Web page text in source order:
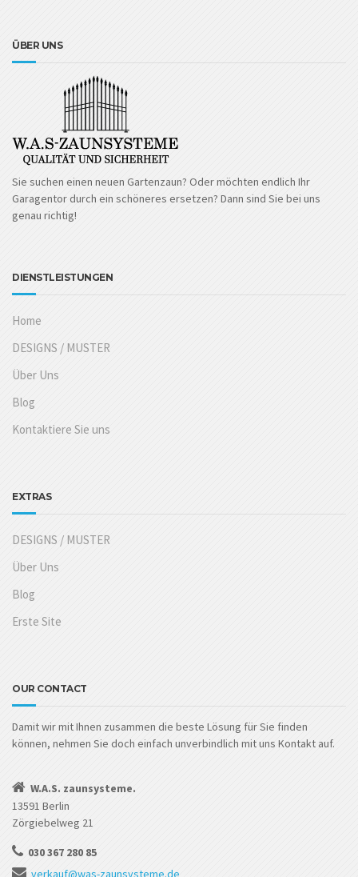
ÜBER UNS
Sie suchen einen neuen Gartenzaun? Oder möchten endlich Ihr
Garagentor durch ein schöneres ersetzen? Dann sind Sie bei uns
genau richtig!
DIENSTLEISTUNGEN
Home
DESIGNS / MUSTER
Über Uns
Blog
Kontaktiere Sie uns
EXTRAS
DESIGNS / MUSTER
Über Uns
Blog
Erste Site
OUR CONTACT
Damit wir mit Ihnen zusammen die beste Lösung für Sie finden
können, nehmen Sie doch einfach unverbindlich mit uns Kontakt auf.
W.A.S. zaunsysteme.
13591 Berlin
Zörgiebelweg 21
030 367 280 85
verkauf@was-zaunsysteme.de